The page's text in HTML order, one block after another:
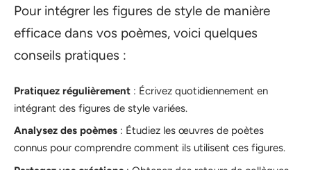
Pour intégrer les figures de style de manière
efficace dans vos poèmes, voici quelques
conseils pratiques :
Pratiquez régulièrement : Écrivez quotidiennement en
intégrant des figures de style variées.
Analysez des poèmes : Étudiez les œuvres de poètes
connus pour comprendre comment ils utilisent ces figures.